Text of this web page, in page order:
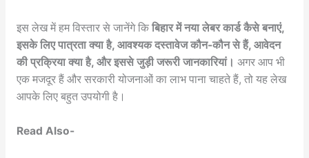
इस लेख में हम विस्तार से जानेंगे कि बिहार में नया लेबर कार्ड कैसे बनाएं,
इसके लिए पात्रता क्या है, आवश्यक दस्तावेज कौन-कौन से हैं, आवेदन
की प्रक्रिया क्या है, और इससे जुड़ी जरूरी जानकारियां। अगर आप भी
एक मजदूर हैं और सरकारी योजनाओं का लाभ पाना चाहते हैं, तो यह लेख
आपके लिए बहुत उपयोगी है।
Read Also-